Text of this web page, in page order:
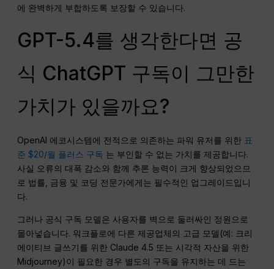
에 완벽하게 부합하도록 보장할 수 있습니다.
GPT-5.4를 생각한다면 공
식 ChatGPT 구독이 그만한
가치가 있을까요?
OpenAI 에코시스템에 전적으로 의존하는 파워 유저를 위한 표
준 $20/월 플러스 구독 는 부인할 수 없는 가치를 제공합니다.
사실 오류의 대폭 감소와 함께 추론 능력이 크게 향상되었으므
로 법률, 금융 및 코딩 전문가에게는 필수적인 업그레이드입니
다.
그러나 공식 구독 모델은 사용자를 벽으로 둘러싸인 정원으로
몰아넣습니다. 워크플로에 다른 제공업체의 고급 모델(예: 크리
에이티브 글쓰기를 위한 Claude 4.5 또는 시각적 자산을 위한
Midjourney)이 필요한 경우 별도의 구독을 유지하는 데 드는